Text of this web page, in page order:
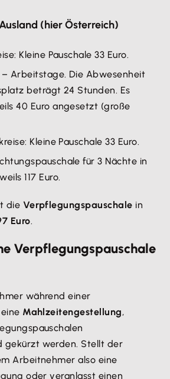
(hier Österreich)
Kleine Pauschale 33 Euro.
– Arbeitstage. Die Abwesenheit
beträgt 24 Stunden. Es
40 Euro angesetzt (große
Kleine Pauschale 33 Euro.
für 3 Nächte in
117 Euro.
die Verpflegungspauschale in
Euro.
Verpflegungspauschale
während einer
Mahlzeitengestellung,
gekürzt werden. Stellt der
Arbeitnehmer also eine
oder veranlasst einen